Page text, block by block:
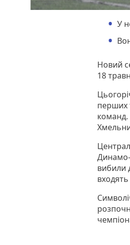
У
Новий
18
перших
команд.
Динамо-
вибили